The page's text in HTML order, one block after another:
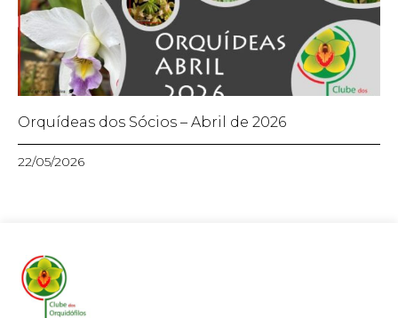
Orquídeas dos Sócios – Abril de 2026
22/05/2026